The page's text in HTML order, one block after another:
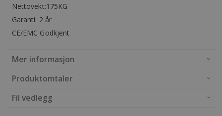
Nettovekt:175KG
Garanti: 2 år
CE/EMC Godkjent
Mer informasjon
Produktomtaler
Fil vedlegg